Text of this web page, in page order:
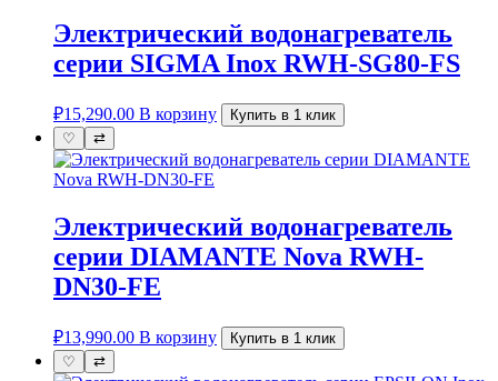
Электрический водонагреватель
серии SIGMA Inox RWH-SG80-FS
₽15,290.00 В корзину
Купить в 1 клик
♡
⇄
Электрический водонагреватель
серии DIAMANTE Nova RWH-
DN30-FE
₽13,990.00 В корзину
Купить в 1 клик
♡
⇄